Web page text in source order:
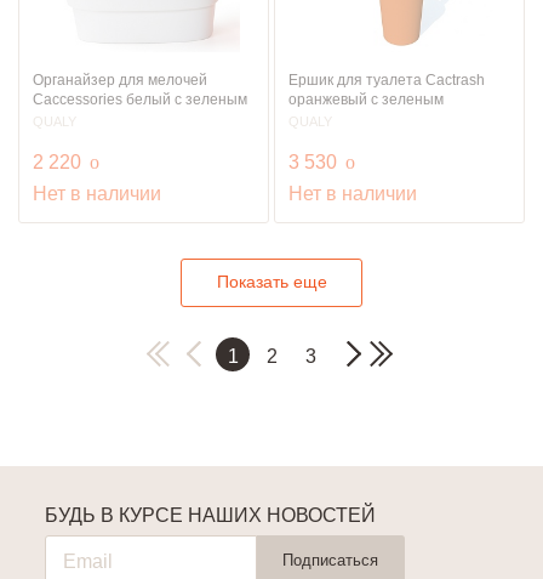
Органайзер для мелочей
Caccessories белый с зеленым
QUALY
2 220 руб.
o
Нет в наличии
Ершик для туалета Cactrash
оранжевый с зеленым
QUALY
3 530 руб.
o
Нет в наличии
Показать еще
1 2 3
БУДЬ В КУРСЕ НАШИХ НОВОСТЕЙ
Подписаться